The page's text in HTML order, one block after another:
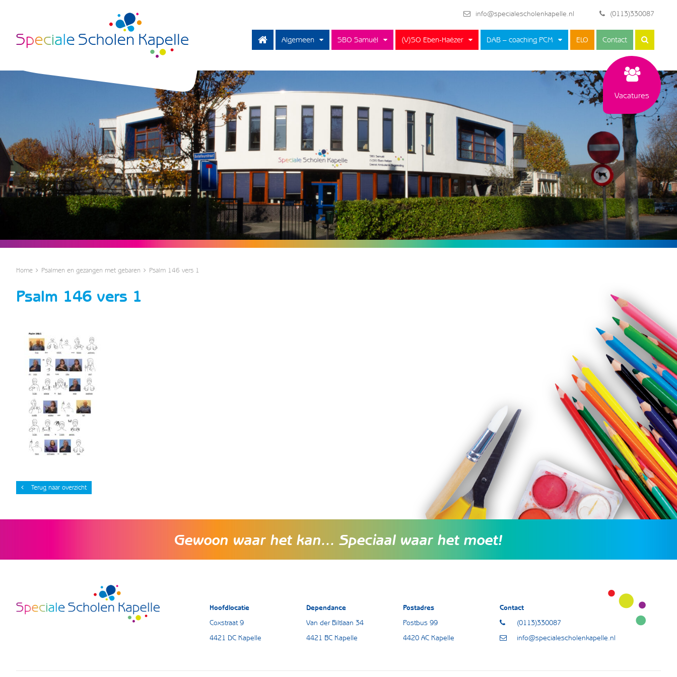
info@specialescholenkapelle.nl (0113)330087
Algemeen SBO Samuël (V)SO Eben-Haëzer DAB – coaching PCM ELO Contact
Vacatures
Home Psalmen en gezangen met gebaren Psalm 146 vers 1
Psalm 146 vers 1
Terug naar overzicht
Gewoon waar het kan... Speciaal waar het moet!
Hoofdlocatie
Coxstraat 9
4421 DC Kapelle
Dependance
Van der Biltlaan 34
4421 BC Kapelle
Postadres
Postbus 99
4420 AC Kapelle
Contact
(0113)330087
info@specialescholenkapelle.nl